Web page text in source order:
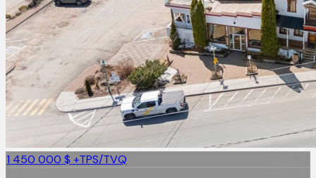
1 450 000 $ +TPS/TVQ